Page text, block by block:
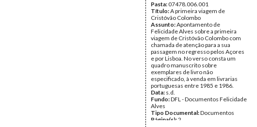
Pasta:07478.006.001
Título:A primeira viagem de
Cristóvão Colombo
Assunto:Apontamento de
Felicidade Alves sobre a primeira
viagem de Cristóvão Colombo com
chamada de atenção para a sua
passagem no regresso pelos Açores
e por Lisboa. No verso consta um
quadro manuscrito sobre
exemplares de livro não
especificado, à venda em livrarias
portuguesas entre 1985 e 1986.
Data: s.d.
Fundo:DFL - Documentos Felicidade
Alves
Tipo Documental:Documentos
Página(s):2